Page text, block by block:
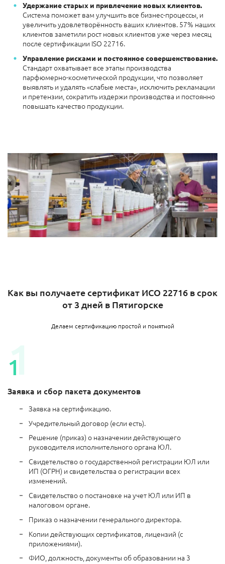
Удержание старых и привлечение новых клиентов.
Система поможет вам улучшить все бизнес-процессы, и
увеличить удовлетворённость ваших клиентов. 57% наших
клиентов заметили рост новых клиентов уже через месяц
после сертификации ISO 22716.
Управление рисками и постоянное совершенствование.
Стандарт охватывает все этапы производства
парфюмерно-косметической продукции, что позволяет
выявлять и удалять «слабые места», исключить рекламации
и претензии, сократить издержи производства и постоянно
повышать качество продукции.
Как вы получаете сертификат ИСО 22716 в срок
от 3 дней в Пятигорске
Делаем сертификацию простой и понятной
Заявка и сбор пакета документов
Заявка на сертификацию.
Учредительный договор (если есть).
Решение (приказ) о назначении действующего
руководителя исполнительного органа ЮЛ.
Свидетельство о государственной регистрации ЮЛ или
ИП (ОГРН) и свидетельства о регистрации всех
изменений.
Свидетельство о постановке на учет ЮЛ или ИП в
налоговом органе.
Приказ о назначении генерального директора.
Копии действующих сертификатов, лицензий (с
приложениями).
ФИО, должность, документы об образовании на 3